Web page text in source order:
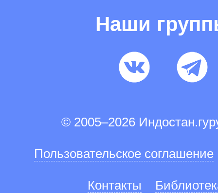
Наши
© 2005–2026
Пользовательское соглашение
Контакты